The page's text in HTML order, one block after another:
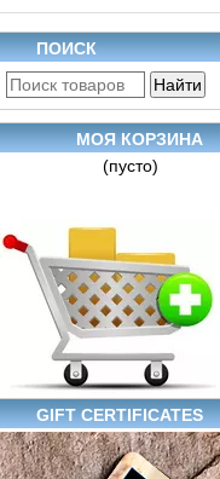
ПОИСК
МОЯ КОРЗИНА
(пусто)
GIFT CERTIFICATES